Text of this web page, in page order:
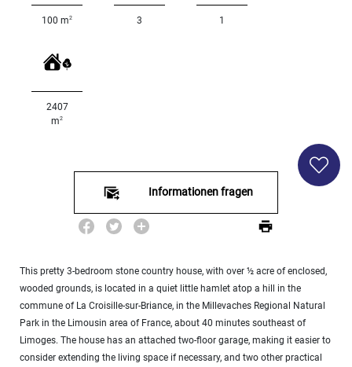
000
- 10
M2
10
000+
100 m2 3 1
2407
m2
Informationen fragen
This pretty 3-bedroom stone country house, with over ½ acre of enclosed,
wooded grounds, is located in a quiet little hamlet atop a hill in the
commune of La Croisille-sur-Briance, in the Millevaches Regional Natural
Park in the Limousin area of France, about 40 minutes southeast of
Limoges. The house has an attached two-floor garage, making it easier to
consider extending the living space if necessary, and two other practical